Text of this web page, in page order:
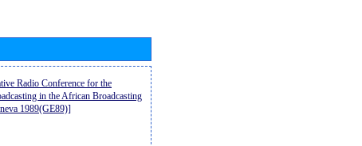
Radio Conference for the
in the African Broadcasting
1989(GE89)]